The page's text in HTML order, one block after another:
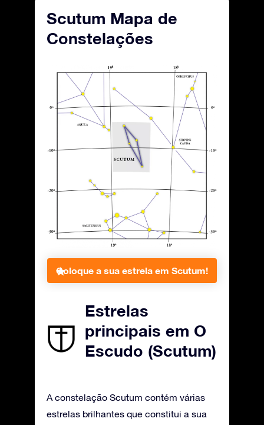
Scutum Mapa de
Constelações
Coloque a sua estrela em Scutum!
Estrelas
principais em O
Escudo (Scutum)
A constelação Scutum contém várias
estrelas brilhantes que constitui a sua